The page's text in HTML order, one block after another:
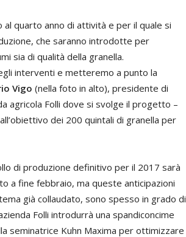
al quarto anno di attività e per il quale si
che saranno introdotte per
sia di qualità della granella.
interventi e metteremo a punto la
Vigo (nella foto in alto), presidente di
agricola Folli dove si svolge il progetto –
dei 200 quintali di granella per
di produzione definitivo per il 2017 sarà
a fine febbraio, ma queste anticipazioni
già collaudato, sono spesso in grado di
Folli introdurrà una spandiconcime
seminatrice Kuhn Maxima per ottimizzare